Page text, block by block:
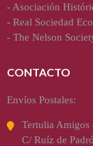
- Asociación
- Real Sociedad
- The Nelson
CONTACTO
Envíos Postales:
Tertulia Amigos
C/ Ruíz de